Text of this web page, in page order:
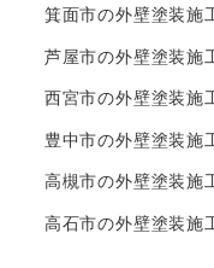
箕面市の外壁塗装施
芦屋市の外壁塗装施
西宮市の外壁塗装施
豊中市の外壁塗装施
高槻市の外壁塗装施
高石市の外壁塗装施